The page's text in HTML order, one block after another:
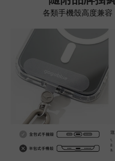
各類手機殼高度兼